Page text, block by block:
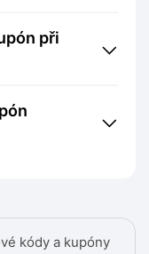
kódy a kupóny